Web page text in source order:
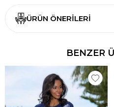
ÜRÜN ÖNERILERI
BENZER